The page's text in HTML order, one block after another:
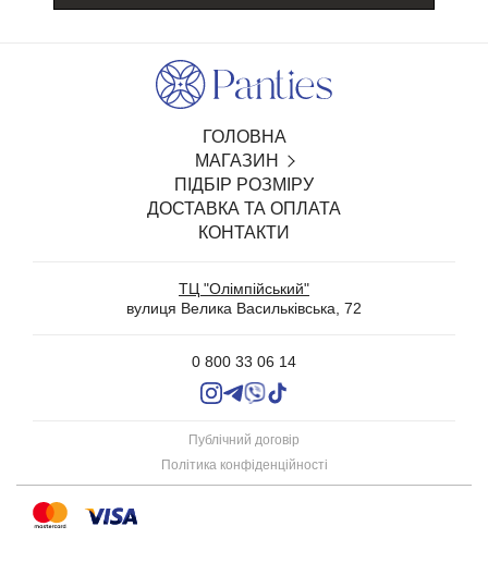
ГОЛОВНА
МАГАЗИН
SALE
БІЛИЗНА З ВІДКРИТИМ ДОСТУПОМ
WEDDING
ПАНЧОХИ
ПІДБІР РОЗМІРУ
ДОСТАВКА ТА ОПЛАТА
КОНТАКТИ
ТЦ "Олімпійський"
вулиця Велика Васильківська, 72
0 800 33 06 14
Публічний договір
Політика конфіденційності